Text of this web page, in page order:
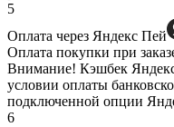
5
Оплата через Яндекс Пей
Оплата покупки при
Внимание! Кэшбек
условии оплаты
подключенной опции
6